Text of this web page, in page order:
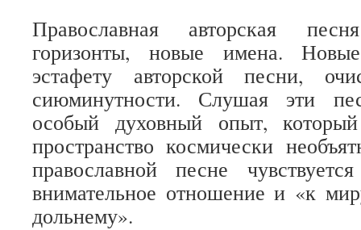
Православная авторская
горизонты, новые имена.
эстафету авторской песни,
сиюминутности. Слушая эти
особый духовный опыт, который
пространство космически
православной песне
внимательное отношение и «к
дольнему».